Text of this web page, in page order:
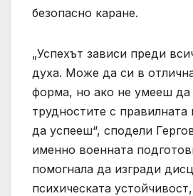
безопасно каране.
„Успехът зависи преди
духа. Може да си в
форма, но ако не умееш
трудностите с правилната
да успееш“, сподели
именно военната
помогнала да изгради
психическата